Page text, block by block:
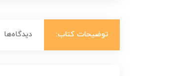
توضیحات کتاب: دیدگاه‌ها